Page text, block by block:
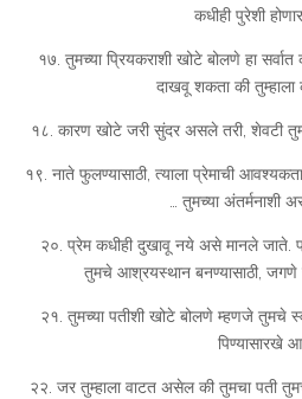
कधीही पुरेशी
१७. तुमच्या प्रियकराशी खोटे बोलणे हा सर्वात
दाखवू शकता की तुम्हाला
१८. कारण खोटे जरी सुंदर असले तरी, शेवटी
१९. नाते फुलण्यासाठी, त्याला प्रेमाची
… तुमच्या अंतर्मनाशी
२०. प्रेम कधीही दुखावू नये असे मानले जाते.
तुमचे आश्रयस्थान बनण्यासाठी, जगणे
२१. तुमच्या पतीशी खोटे बोलणे म्हणजे तुमचे
पिण्यासारखे
२२. जर तुम्हाला वाटत असेल की तुमचा पती